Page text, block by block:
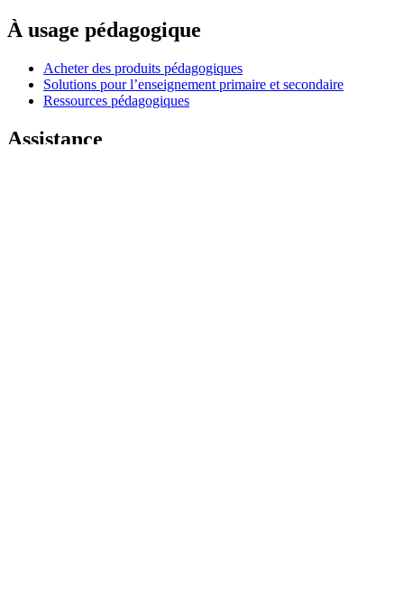
À usage pédagogique
Acheter des produits pédagogiques
Solutions pour l’enseignement primaire et secondaire
Ressources pédagogiques
Assistance